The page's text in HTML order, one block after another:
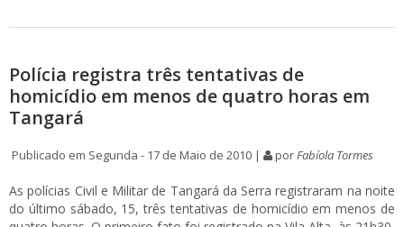
Polícia registra três tentativas de
homicídio em menos de quatro horas em
Tangará
Publicado em Segunda - 17 de Maio de 2010 | porFabíola Tormes
As polícias Civil e Militar de Tangará da Serra registraram na noite
do último sábado, 15, três tentativas de homicídio em menos de